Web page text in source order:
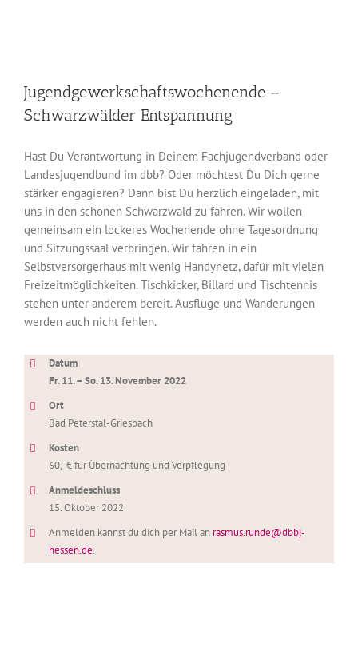
Jugendgewerkschaftswochenende –
Schwarzwälder Entspannung
Hast Du Verantwortung in Deinem Fachjugendverband oder
Landesjugendbund im dbb? Oder möchtest Du Dich gerne
stärker engagieren? Dann bist Du herzlich eingeladen, mit
uns in den schönen Schwarzwald zu fahren. Wir wollen
gemeinsam ein lockeres Wochenende ohne Tagesordnung
und Sitzungssaal verbringen. Wir fahren in ein
Selbstversorgerhaus mit wenig Handynetz, dafür mit vielen
Freizeitmöglichkeiten. Tischkicker, Billard und Tischtennis
stehen unter anderem bereit. Ausflüge und Wanderungen
werden auch nicht fehlen.
Datum
Fr. 11. – So. 13. November 2022
Ort
Bad Peterstal-Griesbach
Kosten
60,- € für Übernachtung und Verpflegung
Anmeldeschluss
15. Oktober 2022
Anmelden kannst du dich per Mail an rasmus.runde@dbbj-
hessen.de.